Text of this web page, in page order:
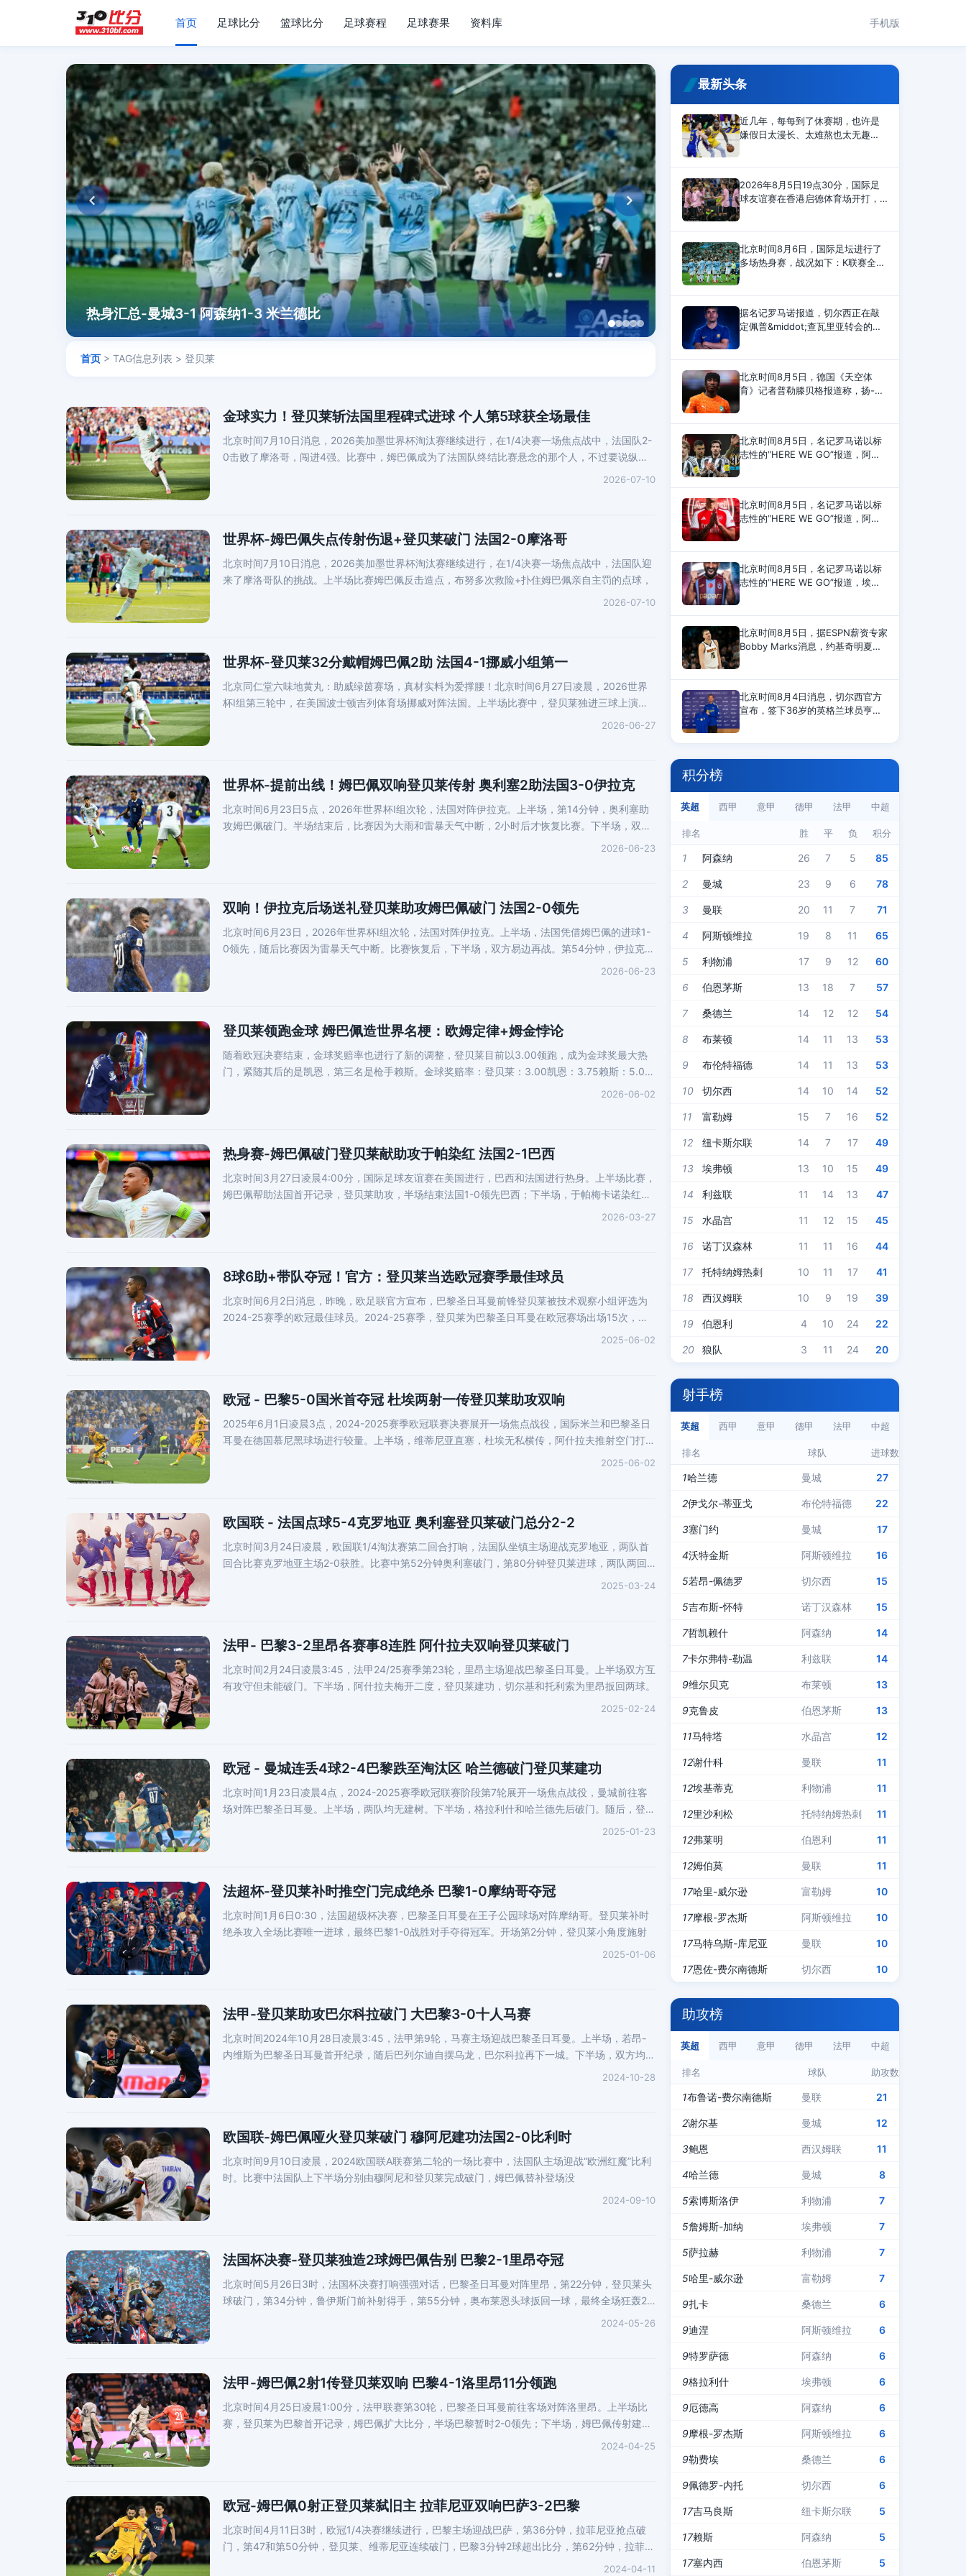
首页 足球比分 篮球比分 足球赛程 足球赛果 资料库 手机版
热身汇总-曼城3-1 阿森纳1-3 米兰德比 热身赛-姆伯莫双响曼联2-1 皇马2-2 道
首页 > TAG信息列表 > 登贝莱
金球实力！登贝莱斩法国里程碑式进球 个人第5球获全场最佳
北京时间7月10日消息，2026美加墨世界杯淘汰赛继续进行，在1/4决赛一场焦点战中，法国队2-
0击败了摩洛哥，闯进4强。比赛中，姆巴佩成为了法国队终结比赛悬念的那个人，不过要说纵观
2026-07-10
世界杯-姆巴佩失点传射伤退+登贝莱破门 法国2-0摩洛哥
北京时间7月10日消息，2026美加墨世界杯淘汰赛继续进行，在1/4决赛一场焦点战中，法国队迎
来了摩洛哥队的挑战。上半场比赛姆巴佩反击造点，布努多次救险+扑住姆巴佩亲自主罚的点球，
2026-07-10
世界杯-登贝莱32分戴帽姆巴佩2助 法国4-1挪威小组第一
北京同仁堂六味地黄丸：助威绿茵赛场，真材实料为爱撑腰！北京时间6月27日凌晨，2026世界
杯I组第三轮中，在美国波士顿吉列体育场挪威对阵法国。上半场比赛中，登贝莱独进三球上演帽
2026-06-27
世界杯-提前出线！姆巴佩双响登贝莱传射 奥利塞2助法国3-0伊拉克
北京时间6月23日5点，2026年世界杯I组次轮，法国对阵伊拉克。上半场，第14分钟，奥利塞助
攻姆巴佩破门。半场结束后，比赛因为大雨和雷暴天气中断，2小时后才恢复比赛。下半场，双方
2026-06-23
双响！伊拉克后场送礼登贝莱助攻姆巴佩破门 法国2-0领先
北京时间6月23日，2026年世界杯I组次轮，法国对阵伊拉克。上半场，法国凭借姆巴佩的进球1-
0领先，随后比赛因为雷暴天气中断。比赛恢复后，下半场，双方易边再战。第54分钟，伊拉克后
2026-06-23
登贝莱领跑金球 姆巴佩造世界名梗：欧姆定律+姆金悖论
随着欧冠决赛结束，金球奖赔率也进行了新的调整，登贝莱目前以3.00领跑，成为金球奖最大热
门，紧随其后的是凯恩，第三名是枪手赖斯。金球奖赔率：登贝莱：3.00凯恩：3.75赖斯：5.00
2026-06-02
热身赛-姆巴佩破门登贝莱献助攻于帕染红 法国2-1巴西
北京时间3月27日凌晨4:00分，国际足球友谊赛在美国进行，巴西和法国进行热身。上半场比赛，
姆巴佩帮助法国首开记录，登贝莱助攻，半场结束法国1-0领先巴西；下半场，于帕梅卡诺染红，
2026-03-27
8球6助+带队夺冠！官方：登贝莱当选欧冠赛季最佳球员
北京时间6月2日消息，昨晚，欧足联官方宣布，巴黎圣日耳曼前锋登贝莱被技术观察小组评选为
2024-25赛季的欧冠最佳球员。2024-25赛季，登贝莱为巴黎圣日耳曼在欧冠赛场出场15次，比
2025-06-02
欧冠 - 巴黎5-0国米首夺冠 杜埃两射一传登贝莱助攻双响
2025年6月1日凌晨3点，2024-2025赛季欧冠联赛决赛展开一场焦点战役，国际米兰和巴黎圣日
耳曼在德国慕尼黑球场进行较量。上半场，维蒂尼亚直塞，杜埃无私横传，阿什拉夫推射空门打破
2025-06-02
欧国联 - 法国点球5-4克罗地亚 奥利塞登贝莱破门总分2-2
北京时间3月24日凌晨，欧国联1/4淘汰赛第二回合打响，法国队坐镇主场迎战克罗地亚，两队首
回合比赛克罗地亚主场2-0获胜。比赛中第52分钟奥利塞破门，第80分钟登贝莱进球，两队两回
2025-03-24
法甲- 巴黎3-2里昂各赛事8连胜 阿什拉夫双响登贝莱破门
北京时间2月24日凌晨3:45，法甲24/25赛季第23轮，里昂主场迎战巴黎圣日耳曼。上半场双方互
有攻守但未能破门。下半场，阿什拉夫梅开二度，登贝莱建功，切尔基和托利索为里昂扳回两球。
2025-02-24
欧冠 - 曼城连丢4球2-4巴黎跌至淘汰区 哈兰德破门登贝莱建功
北京时间1月23日凌晨4点，2024-2025赛季欧冠联赛阶段第7轮展开一场焦点战役，曼城前往客
场对阵巴黎圣日耳曼。上半场，两队均无建树。下半场，格拉利什和哈兰德先后破门。随后，登贝
2025-01-23
法超杯-登贝莱补时推空门完成绝杀 巴黎1-0摩纳哥夺冠
北京时间1月6日0:30，法国超级杯决赛，巴黎圣日耳曼在王子公园球场对阵摩纳哥。登贝莱补时
绝杀攻入全场比赛唯一进球，最终巴黎1-0战胜对手夺得冠军。开场第2分钟，登贝莱小角度施射
2025-01-06
法甲-登贝莱助攻巴尔科拉破门 大巴黎3-0十人马赛
北京时间2024年10月28日凌晨3:45，法甲第9轮，马赛主场迎战巴黎圣日耳曼。上半场，若昂-
内维斯为巴黎圣日耳曼首开纪录，随后巴列尔迪自摆乌龙，巴尔科拉再下一城。下半场，双方均无
2024-10-28
欧国联-姆巴佩哑火登贝莱破门 穆阿尼建功法国2-0比利时
北京时间9月10日凌晨，2024欧国联A联赛第二轮的一场比赛中，法国队主场迎战“欧洲红魔”比利
时。比赛中法国队上下半场分别由穆阿尼和登贝莱完成破门，姆巴佩替补登场没
2024-09-10
法国杯决赛-登贝莱独造2球姆巴佩告别 巴黎2-1里昂夺冠
北京时间5月26日3时，法国杯决赛打响强强对话，巴黎圣日耳曼对阵里昂，第22分钟，登贝莱头
球破门，第34分钟，鲁伊斯门前补射得手，第55分钟，奥布莱恩头球扳回一球，最终全场狂轰28
2024-05-26
法甲-姆巴佩2射1传登贝莱双响 巴黎4-1洛里昂11分领跑
北京时间4月25日凌晨1:00分，法甲联赛第30轮，巴黎圣日耳曼前往客场对阵洛里昂。上半场比
赛，登贝莱为巴黎首开记录，姆巴佩扩大比分，半场巴黎暂时2-0领先；下半场，姆巴佩传射建
2024-04-25
欧冠-姆巴佩0射正登贝莱弑旧主 拉菲尼亚双响巴萨3-2巴黎
北京时间4月11日3时，欧冠1/4决赛继续进行，巴黎主场迎战巴萨，第36分钟，拉菲尼亚抢点破
门，第47和第50分钟，登贝莱、维蒂尼亚连续破门，巴黎3分钟2球超出比分，第62分钟，拉菲尼
2024-04-11
最新头条
近几年，每每到了休赛期，也许是
嫌假日太漫长、太难熬也太无趣
杰伦-布朗，组成超级豪
2026年8月5日19点30分，国际足
球友谊赛在香港启德体育场开打，
后，穆德里克替补登场，时隔20
北京时间8月6日，国际足坛进行了
多场热身赛，战况如下：K联赛全明
脚后跟助攻，赖因德斯
据名记罗马诺报道，切尔西正在敲
定佩普&middot;查瓦里亚转会的细
万欧元的固定转会费加
北京时间8月5日，德国《天空体
育》记者普勒滕贝格报道称，扬-迪
比锡与皇马就扬-迪奥曼德
北京时间8月5日，名记罗马诺以标
志性的“HERE WE GO”报道，阿森
卡队史出售
北京时间8月5日，名记罗马诺以标
志性的“HERE WE GO”报道，阿森
HERE WE
北京时间8月5日，名记罗马诺以标
志性的“HERE WE GO”报道，埃及
北京时间8月5日，据ESPN薪资专家
Bobby Marks消息，约基奇明夏有
年、总价高达3.595亿美
北京时间8月4日消息，切尔西官方
宣布，签下36岁的英格兰球员亨德
积分榜
英超 西甲 意甲 德甲 法甲 中超
排名 胜 平 负 积分
1 阿森纳 26 7 5 85
2 曼城 23 9 6 78
3 曼联 20 11 7 71
4 阿斯顿维拉 19 8 11 65
5 利物浦 17 9 12 60
6 伯恩茅斯 13 18 7 57
7 桑德兰 14 12 12 54
8 布莱顿 14 11 13 53
9 布伦特福德 14 11 13 53
10 切尔西 14 10 14 52
11 富勒姆 15 7 16 52
12 纽卡斯尔联 14 7 17 49
13 埃弗顿 13 10 15 49
14 利兹联 11 14 13 47
15 水晶宫 11 12 15 45
16 诺丁汉森林 11 11 16 44
17 托特纳姆热刺 10 11 17 41
18 西汉姆联 10 9 19 39
19 伯恩利 4 10 24 22
20 狼队 3 11 24 20
射手榜
英超 西甲 意甲 德甲 法甲 中超
排名 球队 进球数
1哈兰德 曼城 27
2伊戈尔-蒂亚戈 布伦特福德 22
3塞门约 曼城 17
4沃特金斯 阿斯顿维拉 16
5若昂-佩德罗 切尔西 15
5吉布斯-怀特 诺丁汉森林 15
7哲凯赖什 阿森纳 14
7卡尔弗特-勒温 利兹联 14
9维尔贝克 布莱顿 13
9克鲁皮 伯恩茅斯 13
11马特塔 水晶宫 12
12谢什科 曼联 11
12埃基蒂克 利物浦 11
12里沙利松 托特纳姆热刺 11
12弗莱明 伯恩利 11
12姆伯莫 曼联 11
17哈里-威尔逊 富勒姆 10
17摩根-罗杰斯 阿斯顿维拉 10
17马特乌斯-库尼亚 曼联 10
17恩佐-费尔南德斯 切尔西 10
助攻榜
英超 西甲 意甲 德甲 法甲 中超
排名 球队 助攻数
1布鲁诺-费尔南德斯 曼联 21
2谢尔基 曼城 12
3鲍恩 西汉姆联 11
4哈兰德 曼城 8
5索博斯洛伊 利物浦 7
5詹姆斯-加纳 埃弗顿 7
5萨拉赫 利物浦 7
5哈里-威尔逊 富勒姆 7
9扎卡 桑德兰 6
9迪涅 阿斯顿维拉 6
9特罗萨德 阿森纳 6
9格拉利什 埃弗顿 6
9厄德高 阿森纳 6
9摩根-罗杰斯 阿斯顿维拉 6
9勒费埃 桑德兰 6
9佩德罗-内托 切尔西 6
17吉马良斯 纽卡斯尔联 5
17赖斯 阿森纳 5
17塞内西 伯恩茅斯 5